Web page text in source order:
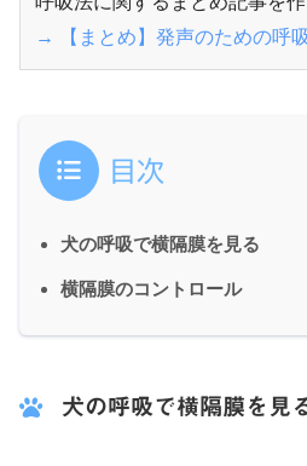
→ 【まとめ】発声のための呼
目次
犬の呼吸で横隔膜を見る
横隔膜のコントロール
犬の呼吸で横隔膜を見